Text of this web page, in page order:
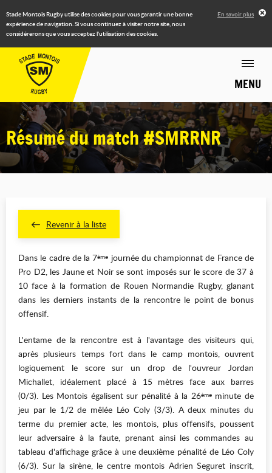
Stade Montois Rugby utilise des cookies pour vous garantir une bonne
expérience de navigation. Si vous continuez à visiter notre site, nous
considérerons que vous acceptez l'utilisation des cookies.
En savoir plus
MENU
Résumé du match #SMRRNR
Revenir à la liste
Dans le cadre de la 7ème journée du championnat de France de
Pro D2, les Jaune et Noir se sont imposés sur le score de 37 à
10 face à la formation de Rouen Normandie Rugby, glanant
dans les derniers instants de la rencontre le point de bonus
offensif.
L'entame de la rencontre est à l'avantage des visiteurs qui,
après plusieurs temps fort dans le camp montois, ouvrent
logiquement le score sur un drop de l'ouvreur Jordan
Michallet, idéalement placé à 15 mètres face aux barres
(0/3). Les Montois égalisent sur pénalité à la 26èmeminute de
jeu par le 1/2 de mêlée Léo Coly (3/3). A deux minutes du
terme du premier acte, les montois, plus offensifs, poussent
leur adversaire à la faute, prenant ainsi les commandes au
tableau d'affichage grâce à une deuxième pénalité de Léo Coly
(6/3). Sur la sirène, le centre montois Adrien Seguret inscrit,